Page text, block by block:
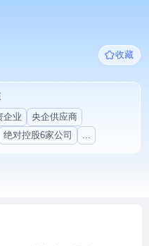
收藏
企业
央企供应商
绝对控股6家公司 ...